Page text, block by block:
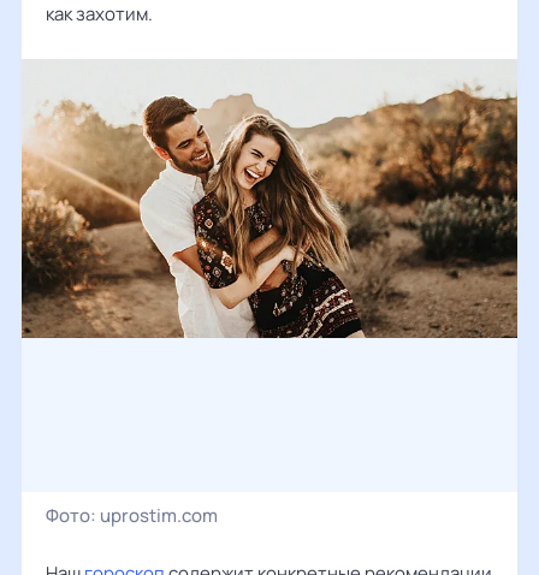
как захотим.
Фото: uprostim.com